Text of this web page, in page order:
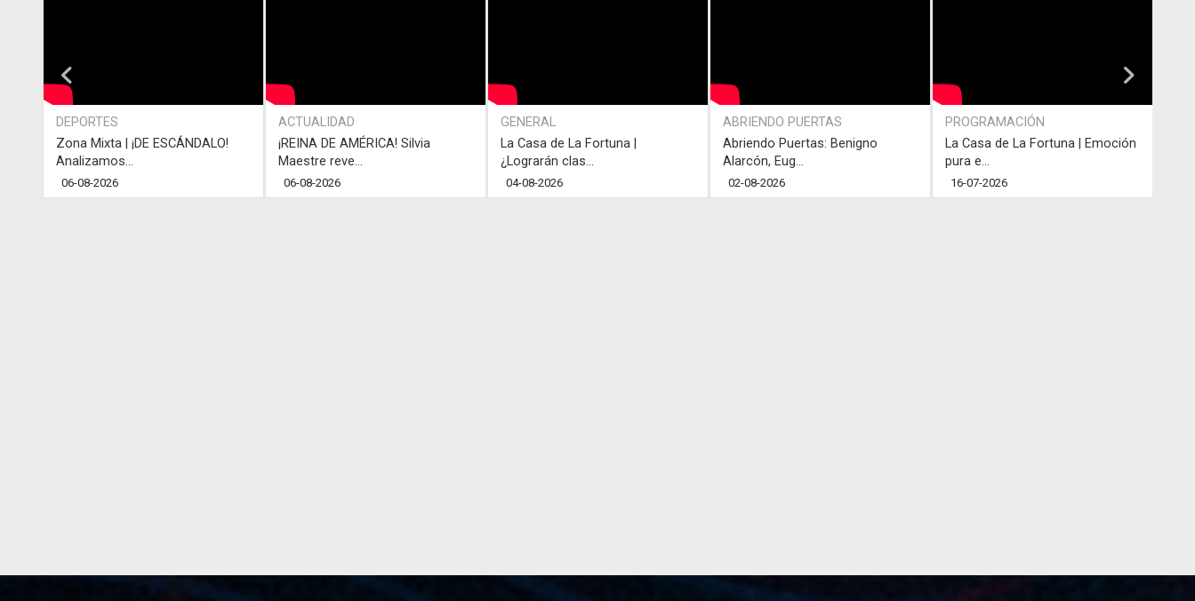
DEPORTES
Zona Mixta | ¡DE ESCÁNDALO!
Analizamos...
06-08-2026
ACTUALIDAD
¡REINA DE AMÉRICA! Silvia
Maestre reve...
06-08-2026
GENERAL
La Casa de La Fortuna |
¿Lograrán clas...
04-08-2026
ABRIENDO PUERTAS
Abriendo Puertas: Benigno
Alarcón, Eug...
02-08-2026
PROGRAMACIÓN
La Casa de La Fortuna | Emoción
pura e...
16-07-2026